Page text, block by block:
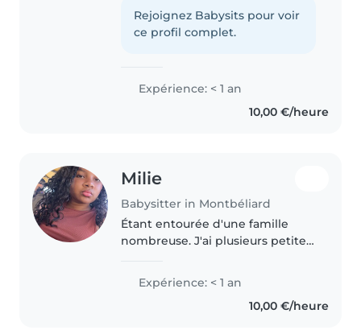
enfants! Bien que je n'aie pas
d'expérience officielle en baby-
Rejoignez Babysits pour voir
ce profil complet.
Expérience: < 1 an
10,00 €/heure
Milie
Babysitter in Montbéliard
Étant entourée d'une famille
nombreuse. J'ai plusieurs petite
d'avoir un peu d'expérience avec
les enfant. J'aime jouer avec eux ,
Expérience: < 1 an
10,00 €/heure